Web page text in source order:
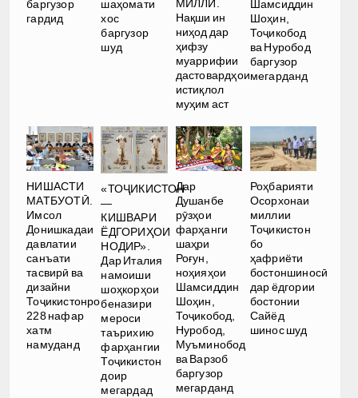
баргузор
гардид
шаҳомати
хос
баргузор
шуд
МИЛЛӢ.
Нақши ин
ниҳод дар
ҳифзу
муаррифии
дастовардҳои
истиқлол
муҳим аст
Шамсиддин
Шоҳин,
Тоҷикобод
ва Нуробод
баргузор
мегарданд
НИШАСТИ
МАТБУОТӢ.
Имсол
Донишкадаи
давлатии
санъати
тасвирӣ ва
дизайни
Тоҷикистонро
228 нафар
хатм
намуданд
«ТОҶИКИСТОН
—
КИШВАРИ
ЁДГОРИҲОИ
НОДИР».
Дар Италия
намоиши
шоҳкорҳои
беназири
мероси
таърихию
фарҳангии
Тоҷикистон
доир
мегардад
Дар
Душанбе
рӯзҳои
фарҳанги
шаҳри
Роғун,
ноҳияҳои
Шамсиддин
Шоҳин,
Тоҷикобод,
Нуробод,
Муъминобод
ва Варзоб
баргузор
мегарданд
Роҳбарияти
Осорхонаи
миллии
Тоҷикистон
бо
ҳафриёти
бостоншиносӣ
дар ёдгории
бостонии
Сайёд
шинос шуд